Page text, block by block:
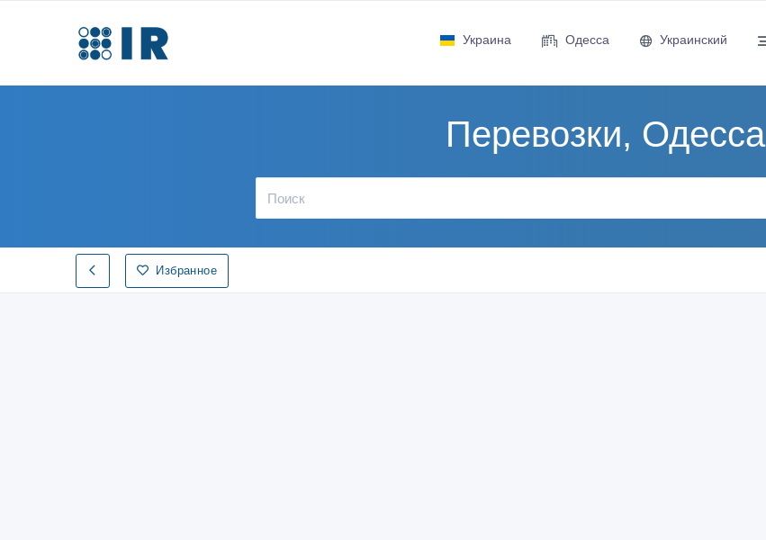
Украина Одесса Украинский
Перевозки, Одесса
Избранное